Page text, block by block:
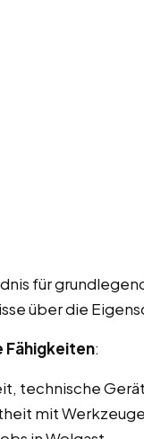
für
über die
Fähigkeiten:
technische
mit